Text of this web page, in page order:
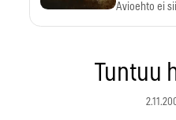
Avioehto ei
Tuntuu